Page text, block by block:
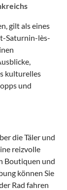
gilt als eines
Saturnin-lès-
kulturelles
und
die Täler und
reizvolle
Boutiquen und
können Sie
Rad fahren